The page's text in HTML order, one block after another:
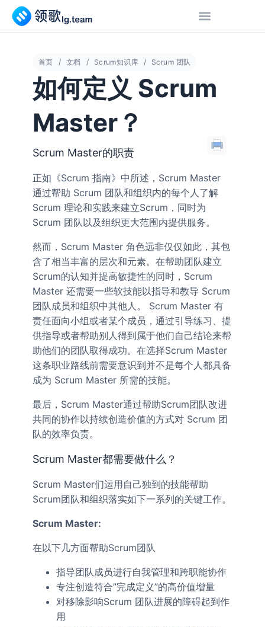
首页 文档 Scrum知识库 Scrum 团队
如何定义 Scrum
Master？
Scrum Master的职责
正如《Scrum 指南》中所述，Scrum Master
通过帮助 Scrum 团队和组织内的每个人了解
Scrum 理论和实践来建立Scrum，同时为
Scrum 团队以及组织更大范围内提供服务。
然而，Scrum Master 角色远非仅仅如此，其包
含了相当丰富的层次和元素。在帮助团队建立
Scrum的认知并提高敏捷性的同时，Scrum
Master 还需要一些软技能以指导和教导 Scrum
团队成员和组织中其他人。 Scrum Master 有
责任面向小组或者某个成员，通过引导练习、提
供指导或者帮助别人得到属于他们自己结论来帮
助他们的团队取得成功。在选择Scrum Master
这条职业路线前需要意识到并不是每个人都具备
成为 Scrum Master 所需的技能。
最后，Scrum Master通过帮助Scrum团队改进
共同的协作以持续创造价值的方式对 Scrum 团
队的效率负责。
Scrum Master都需要做什么？
Scrum Master们运用自己独到的技能帮助
Scrum团队和组织落实如下一系列的关键工作。
Scrum Master:
在以下几方面帮助Scrum团队
指导团队成员进行自我管理和跨职能协作
专注创造符合”完成定义”的高价值增量
对移除影响Scrum 团队进展的障碍起到作
用